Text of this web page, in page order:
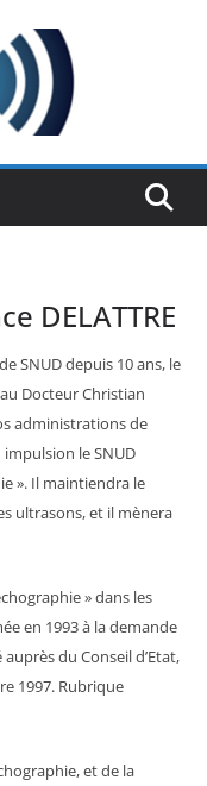
DELATTRE
SNUD depuis 10 ans, le
Docteur Christian
administrations de
le SNUD
». Il maintiendra le
ultrasons, et il mènera
» dans les
en 1993 à la demande
du Conseil d’Etat,
1997. Rubrique
et de la